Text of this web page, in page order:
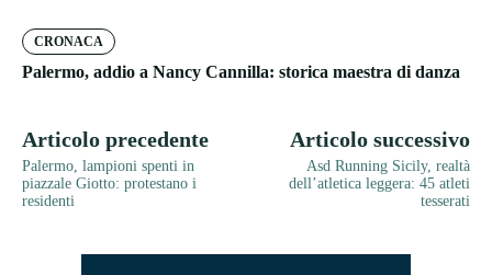
CRONACA
Palermo, addio a Nancy Cannilla: storica maestra di danza
Articolo precedente
Palermo, lampioni spenti in
piazzale Giotto: protestano i
residenti
Articolo successivo
Asd Running Sicily, realtà
dell’atletica leggera: 45 atleti
tesserati